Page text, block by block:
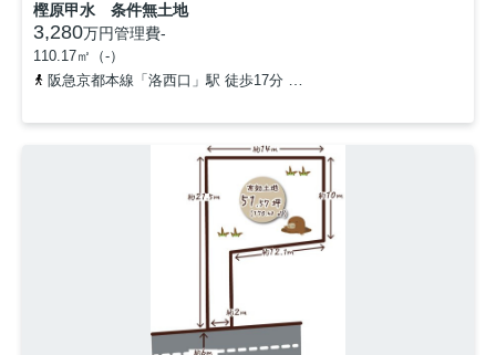
樫原甲水 条件無土地
3,280万円管理費-
110.17㎡（-）
阪急京都本線「洛西口」駅 徒歩17分